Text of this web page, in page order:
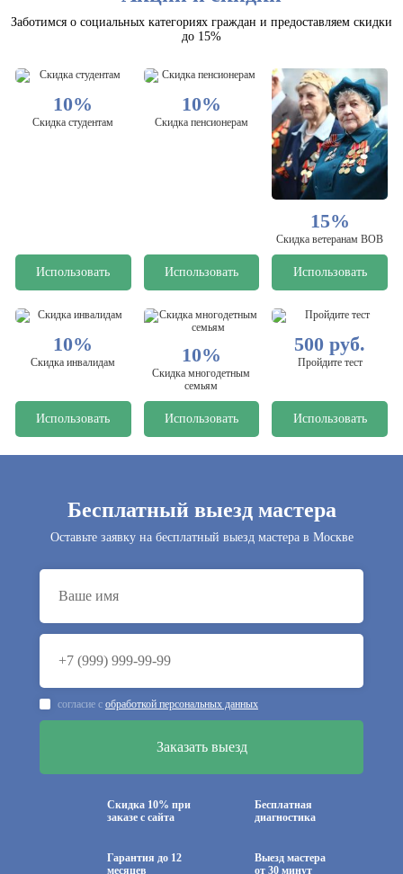
Заботимся о социальных категориях граждан и предоставляем скидки
до 15%
10%
Скидка студентам
Использовать
10%
Скидка пенсионерам
Использовать
15%
Скидка ветеранам ВОВ
Использовать
10%
Скидка инвалидам
Использовать
10%
Скидка многодетным
семьям
Использовать
500 руб.
Пройдите тест
Использовать
Бесплатный выезд мастера
Оставьте заявку на бесплатный выезд мастера в Москве
согласие с обработкой персональных данных
Скидка 10% при
заказе с сайта
Бесплатная
диагностика
Гарантия до 12
месяцев
Выезд мастера
от 30 минут